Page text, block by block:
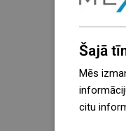
Šajā
Mēs
citu